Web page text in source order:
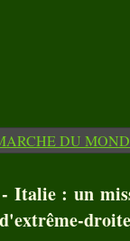
Italie : un